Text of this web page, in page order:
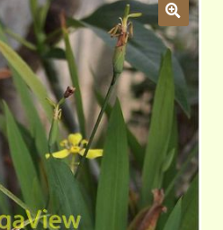
子
選
單
展
開
子
選
單